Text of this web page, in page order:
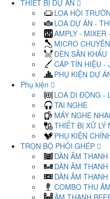
THIẾT BỊ DỰ ÁN
LOA HỘI
LOA DỰ ÁN -
AMPLY - MIXER
MICRO
ĐÈN SÂN KHẤU
CÁP TÍN HIỆU -
PHỤ KIỆN DỰ
Phụ kiện
LOA DI ĐỘNG -
TAI NGHE
MÁY NGHE
THIẾT BỊ XỬ LÝ
PHỤ KIỆN
TRỌN BỘ PHỐI GHÉP
DÀN ÂM
DÀN ÂM
DÀN ÂM
COMBO THU
ÂM THANH